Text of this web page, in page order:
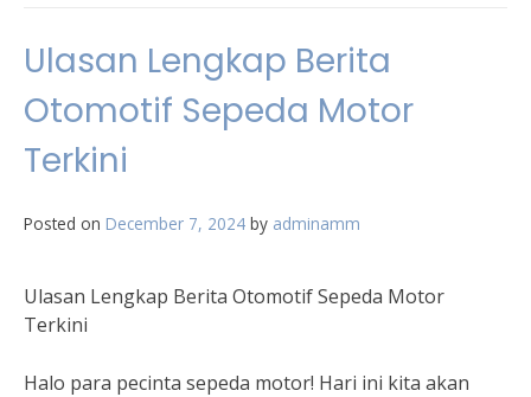
Ulasan Lengkap Berita
Otomotif Sepeda Motor
Terkini
Posted on December 7, 2024 by adminamm
Ulasan Lengkap Berita Otomotif Sepeda Motor
Terkini
Halo para pecinta sepeda motor! Hari ini kita akan